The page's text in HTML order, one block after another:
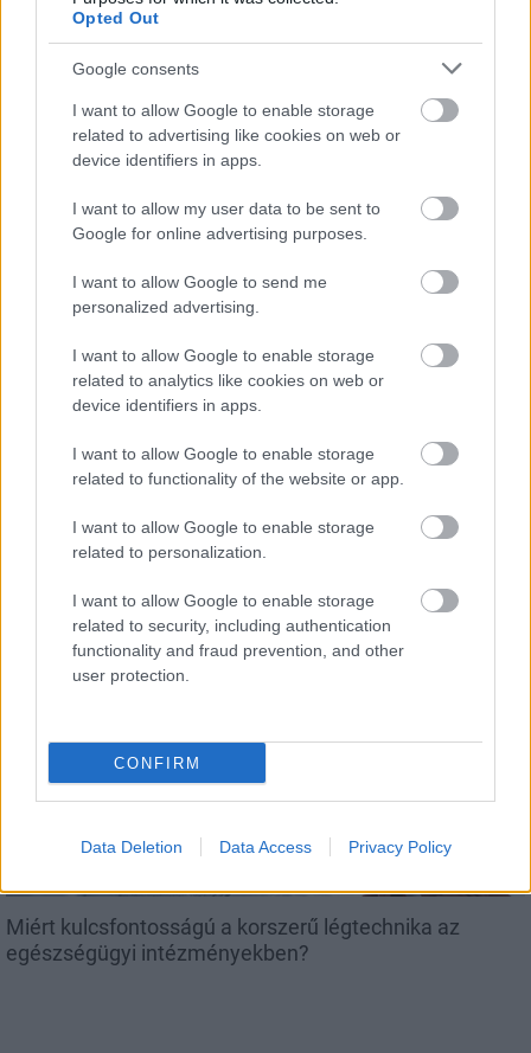
Opted Out
Google consents
I want to allow Google to enable storage
related to advertising like cookies on web or
device identifiers in apps.
I want to allow my user data to be sent to
Google for online advertising purposes.
I want to allow Google to send me
personalized advertising.
I want to allow Google to enable storage
related to analytics like cookies on web or
device identifiers in apps.
I want to allow Google to enable storage
related to functionality of the website or app.
I want to allow Google to enable storage
related to personalization.
I want to allow Google to enable storage
related to security, including authentication
functionality and fraud prevention, and other
user protection.
CONFIRM
Data Deletion Data Access Privacy Policy
Paks II.: Mit jelent az 5. blokk új mérföldköve a
felülvizsgálat árnyékában?
Nagy igazolás - Sokszoros bajnok érkezik a
Fehérvárhoz
Miért kulcsfontosságú a korszerű légtechnika az
egészségügyi intézményekben?